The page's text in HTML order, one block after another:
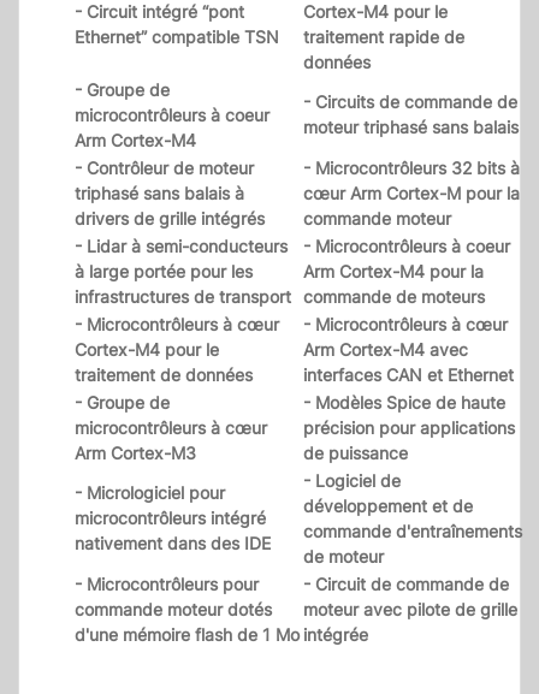
- Circuit intégré “pont
Ethernet” compatible TSN
Cortex-M4 pour le
traitement rapide de
données
- Groupe de
microcontrôleurs à coeur
Arm Cortex-M4
- Circuits de commande de
moteur triphasé sans balais
- Contrôleur de moteur
triphasé sans balais à
drivers de grille intégrés
- Microcontrôleurs 32 bits à
cœur Arm Cortex-M pour la
commande moteur
- Lidar à semi-conducteurs
à large portée pour les
infrastructures de transport
- Microcontrôleurs à coeur
Arm Cortex-M4 pour la
commande de moteurs
- Microcontrôleurs à cœur
Cortex-M4 pour le
traitement de données
- Microcontrôleurs à cœur
Arm Cortex-M4 avec
interfaces CAN et Ethernet
- Groupe de
microcontrôleurs à cœur
Arm Cortex-M3
- Modèles Spice de haute
précision pour applications
de puissance
- Micrologiciel pour
microcontrôleurs intégré
nativement dans des IDE
- Logiciel de
développement et de
commande d'entraînements
de moteur
- Microcontrôleurs pour
commande moteur dotés
d'une mémoire flash de 1 Mo
- Circuit de commande de
moteur avec pilote de grille
intégrée